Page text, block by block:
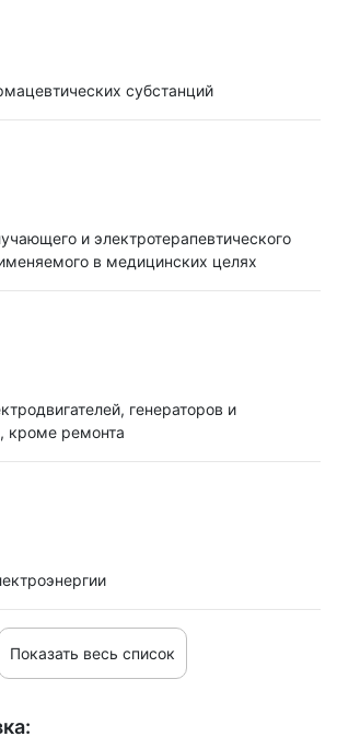
субстанций
и электротерапевтического
в медицинских целях
генераторов и
кроме ремонта
Показать весь список